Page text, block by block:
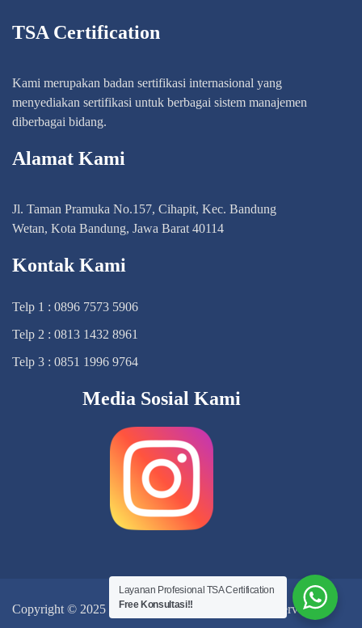
TSA Certification
Kami merupakan badan sertifikasi internasional yang
menyediakan sertifikasi untuk berbagai sistem manajemen
diberbagai bidang.
Alamat Kami
Jl. Taman Pramuka No.157, Cihapit, Kec. Bandung
Wetan, Kota Bandung, Jawa Barat 40114
Kontak Kami
Telp 1 : 0896 7573 5906
Telp 2 : 0813 1432 8961
Telp 3 : 0851 1996 9764
Media Sosial Kami
Copyright © 2025 TSA Certification , All Right Reserved
Layanan Profesional TSA Certification
Free Konsultasi!!